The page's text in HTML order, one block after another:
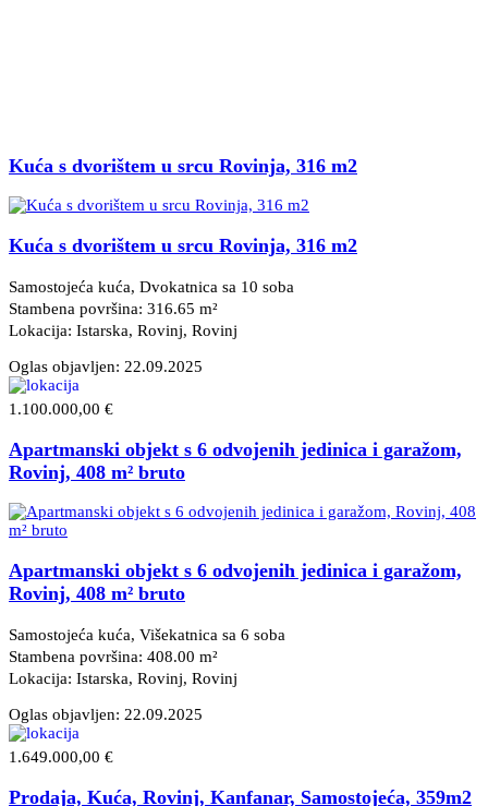
Kuća s dvorištem u srcu Rovinja, 316 m2
Kuća s dvorištem u srcu Rovinja, 316 m2
Samostojeća kuća, Dvokatnica sa 10 soba
Stambena površina: 316.65 m²
Lokacija: Istarska, Rovinj, Rovinj
Oglas objavljen: 22.09.2025
1.100.000,00 €
Apartmanski objekt s 6 odvojenih jedinica i garažom,
Rovinj, 408 m² bruto
Apartmanski objekt s 6 odvojenih jedinica i garažom,
Rovinj, 408 m² bruto
Samostojeća kuća, Višekatnica sa 6 soba
Stambena površina: 408.00 m²
Lokacija: Istarska, Rovinj, Rovinj
Oglas objavljen: 22.09.2025
1.649.000,00 €
Prodaja, Kuća, Rovinj, Kanfanar, Samostojeća, 359m2